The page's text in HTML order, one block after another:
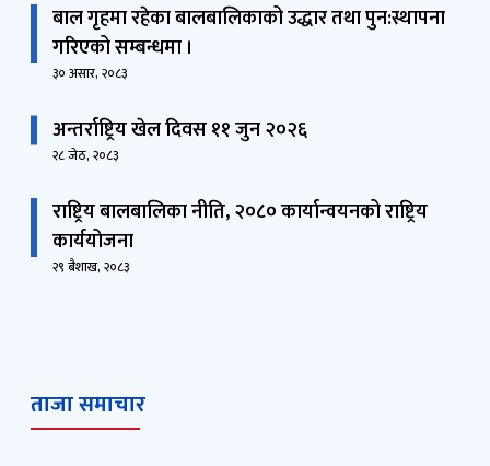
बाल गृहमा रहेका बालबालिकाको उद्धार तथा पुन:स्थापना
गरिएको सम्बन्धमा ।
३० असार, २०८३
अन्तर्राष्ट्रिय खेल दिवस ११ जुन २०२६
२८ जेठ, २०८३
राष्ट्रिय बालबालिका नीति, २०८० कार्यान्वयनको राष्ट्रिय
कार्ययोजना
२९ बैशाख, २०८३
ताजा समाचार